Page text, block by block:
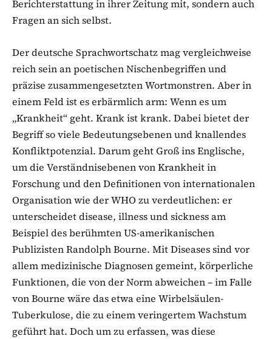
Berichterstattung in ihrer Zeitung mit, sondern auch
Fragen an sich selbst.
Der deutsche Sprachwortschatz mag vergleichweise
reich sein an poetischen Nischenbegriffen und
präzise zusammengesetzten Wortmonstren. Aber in
einem Feld ist es erbärmlich arm: Wenn es um
„Krankheit“ geht. Krank ist krank. Dabei bietet der
Begriff so viele Bedeutungsebenen und knallendes
Konfliktpotenzial. Darum geht Groß ins Englische,
um die Verständnisebenen von Krankheit in
Forschung und den Definitionen von internationalen
Organisation wie der WHO zu verdeutlichen: er
unterscheidet disease, illness und sickness am
Beispiel des berühmten US-amerikanischen
Publizisten Randolph Bourne. Mit Diseases sind vor
allem medizinische Diagnosen gemeint, körperliche
Funktionen, die von der Norm abweichen – im Falle
von Bourne wäre das etwa eine Wirbelsäulen-
Tuberkulose, die zu einem veringertem Wachstum
geführt hat. Doch um zu erfassen, was diese